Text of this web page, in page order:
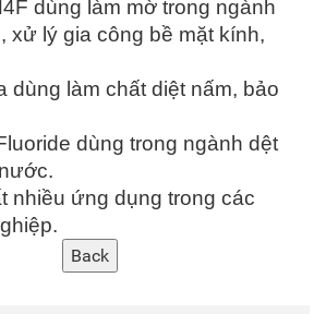
dùng làm mờ trong ngành
xử lý gia công bề mặt kính,
dùng làm chất diệt nấm, bảo
dùng trong ngành dệt
nhiều ứng dụng trong các